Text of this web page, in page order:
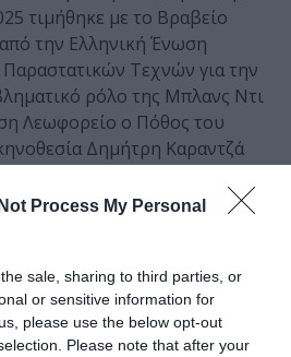
Process My Personal
sale, sharing to third parties, or
or sensitive information for
please use the below opt-out
Please note that after your
τιμήθηκε με το Βραβείο
την Ελληνική Ένωση
Τεχνών για την
ρόλο της Μπλανς Ντι
Λεωφορείο ο Πόθος του
Δημήτρη Καραντζά
Είμαι αριστερόχειρ
Φιλίππων―Θάσου 2012 και
παγκάκι του κανένα (2014,
Μισέλ Φάις.